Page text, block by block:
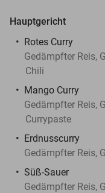
Hauptgericht
Rotes Curry
Gedämpfter Reis,
Chili
Mango Curry
Gedämpfter Reis,
Currypaste
Erdnusscurry
Gedämpfter Reis,
Süß-Sauer
Gedämpfter Reis,